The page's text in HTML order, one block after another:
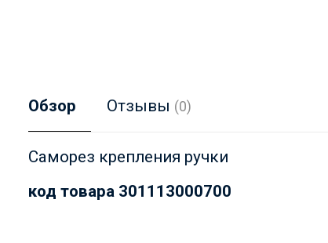
Обзор Отзывы (0)
Саморез крепления ручки
код товара 301113000700